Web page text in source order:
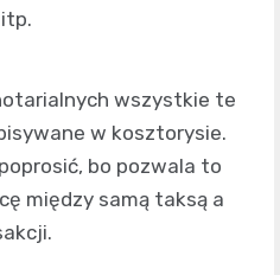
wszystkie te
w kosztorysie.
bo pozwala to
między samą taksą a